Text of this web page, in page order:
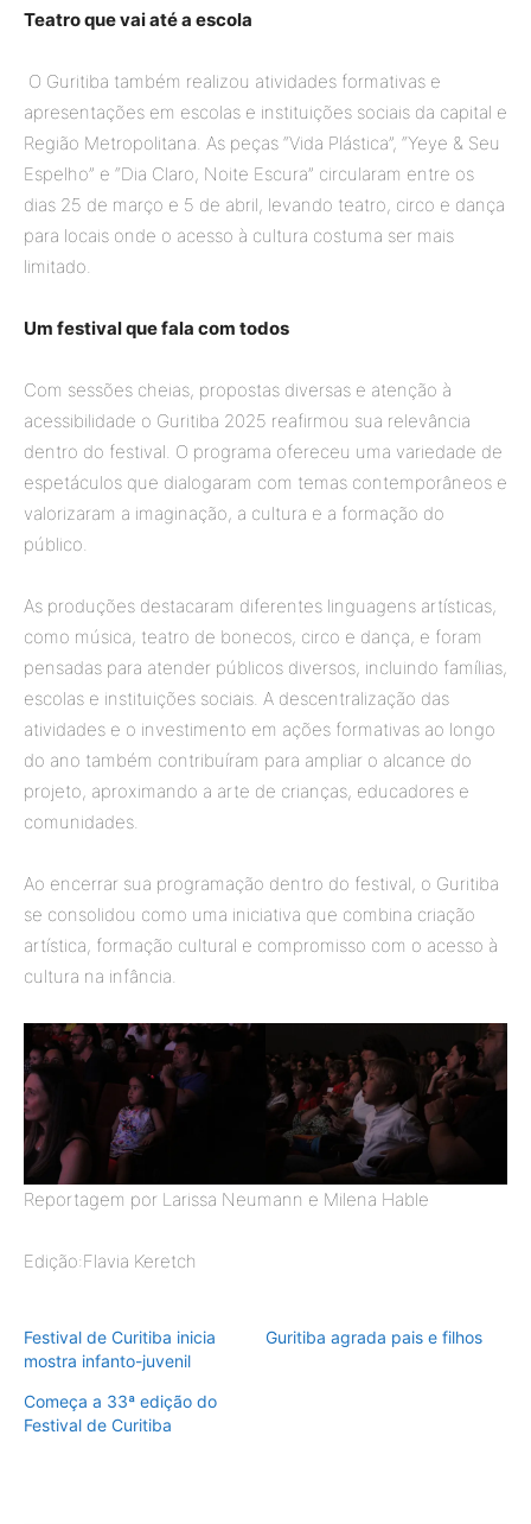
Teatro que vai até a escola
O Guritiba também realizou atividades formativas e
apresentações em escolas e instituições sociais da capital e
Região Metropolitana. As peças “Vida Plástica”, “Yeye & Seu
Espelho” e “Dia Claro, Noite Escura” circularam entre os
dias 25 de março e 5 de abril, levando teatro, circo e dança
para locais onde o acesso à cultura costuma ser mais
limitado.
Um festival que fala com todos
Com sessões cheias, propostas diversas e atenção à
acessibilidade o Guritiba 2025 reafirmou sua relevância
dentro do festival. O programa ofereceu uma variedade de
espetáculos que dialogaram com temas contemporâneos e
valorizaram a imaginação, a cultura e a formação do
público.
As produções destacaram diferentes linguagens artísticas,
como música, teatro de bonecos, circo e dança, e foram
pensadas para atender públicos diversos, incluindo famílias,
escolas e instituições sociais. A descentralização das
atividades e o investimento em ações formativas ao longo
do ano também contribuíram para ampliar o alcance do
projeto, aproximando a arte de crianças, educadores e
comunidades.
Ao encerrar sua programação dentro do festival, o Guritiba
se consolidou como uma iniciativa que combina criação
artística, formação cultural e compromisso com o acesso à
cultura na infância.
Reportagem por Larissa Neumann e Milena Hable
Edição:Flavia Keretch
Festival de Curitiba inicia
mostra infanto-juvenil
Guritiba agrada pais e filhos
Começa a 33ª edição do
Festival de Curitiba